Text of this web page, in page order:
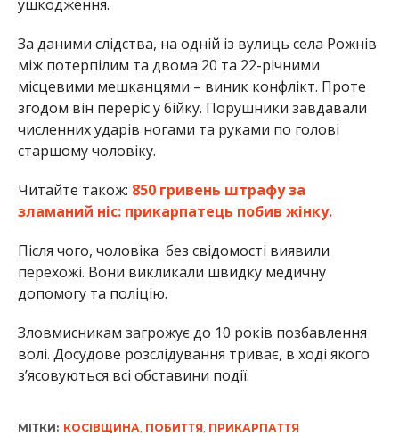
ушкодження.
За даними слідства, на одній із вулиць села Рожнів
між потерпілим та двома 20 та 22-річними
місцевими мешканцями – виник конфлікт. Проте
згодом він переріс у бійку. Порушники завдавали
численних ударів ногами та руками по голові
старшому чоловіку.
Читайте також: 850 гривень штрафу за
зламаний ніс: прикарпатець побив жінку.
Після чого, чоловіка без свідомості виявили
перехожі. Вони викликали швидку медичну
допомогу та поліцію.
Зловмисникам загрожує до 10 років позбавлення
волі. Досудове розслідування триває, в ході якого
з’ясовуються всі обставини події.
МІТКИ: КОСІВЩИНА ПОБИТТЯ ПРИКАРПАТТЯ